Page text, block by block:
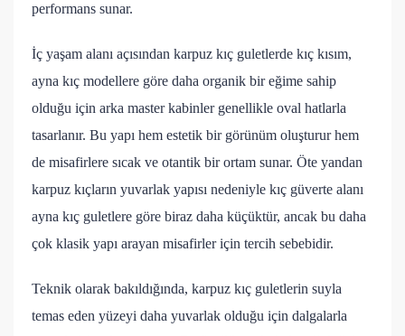
performans sunar.
İç yaşam alanı açısından karpuz kıç guletlerde kıç kısım,
ayna kıç modellere göre daha organik bir eğime sahip
olduğu için arka master kabinler genellikle oval hatlarla
tasarlanır. Bu yapı hem estetik bir görünüm oluşturur hem
de misafirlere sıcak ve otantik bir ortam sunar. Öte yandan
karpuz kıçların yuvarlak yapısı nedeniyle kıç güverte alanı
ayna kıç guletlere göre biraz daha küçüktür, ancak bu daha
çok klasik yapı arayan misafirler için tercih sebebidir.
Teknik olarak bakıldığında, karpuz kıç guletlerin suyla
temas eden yüzeyi daha yuvarlak olduğu için dalgalarla